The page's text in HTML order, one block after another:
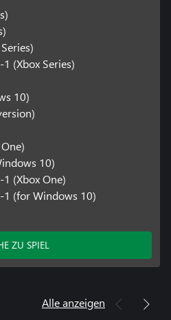
(Xbox Series)
10)
10)
(Xbox One)
1 (for Windows 10)
ZU SPIEL
Alle anzeigen